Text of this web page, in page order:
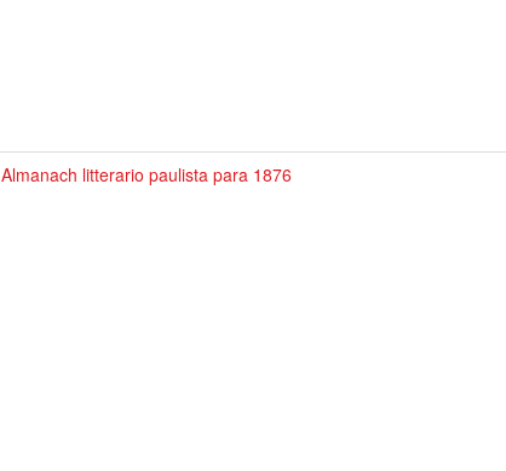
Almanach litterario paulista para 1876